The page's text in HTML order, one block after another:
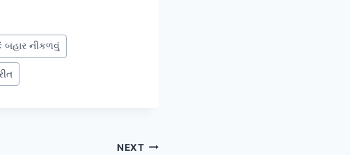
બહાર નીકળવું
NEXT